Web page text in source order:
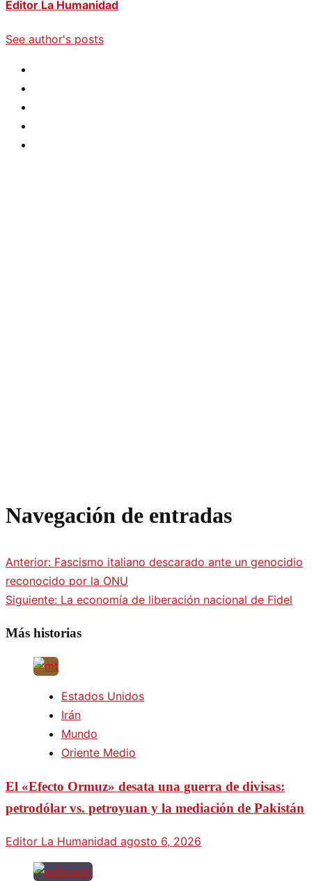
Editor La Humanidad
See author's posts
Navegación de entradas
Anterior: Fascismo italiano descarado ante un genocidio
reconocido por la ONU
Siguiente: La economía de liberación nacional de Fidel
Más historias
Estados Unidos
Irán
Mundo
Oriente Medio
El «Efecto Ormuz» desata una guerra de divisas:
petrodólar vs. petroyuan y la mediación de Pakistán
Editor La Humanidad agosto 6, 2026